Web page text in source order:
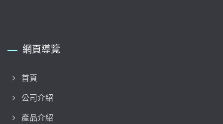
網頁導覽
首頁
公司介紹
產品介紹